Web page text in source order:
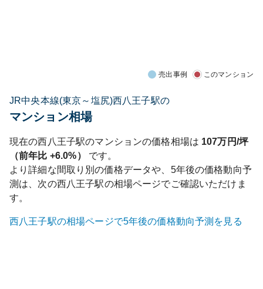
売出事例 このマンション
JR中央本線(東京～塩尻)西八王子駅の
マンション相場
現在の西八王子駅のマンションの価格相場は 107万円/坪
（前年比 +6.0%）
です。
より詳細な間取り別の価格データや、5年後の価格動向予
測は、次の西八王子駅の相場ページでご確認いただけま
す。
西八王子駅の相場ページで5年後の価格動向予測を見る